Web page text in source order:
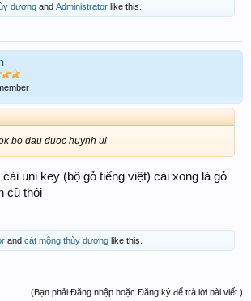
dương and Administrator like this.
bo dau duoc huynh ui
uni key (bộ gỏ tiếng việt) cài xong là gỏ
cũ thôi
and cát mộng thùy dương like this.
(Bạn phải Đăng nhập hoặc Đăng ký để trả lời bài viết.)